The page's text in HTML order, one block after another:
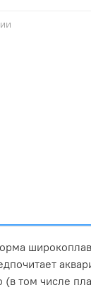
(в том числе